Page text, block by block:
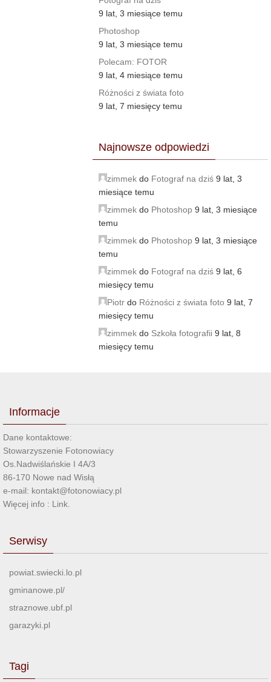
9 lat, 3 miesiące temu
Photoshop
9 lat, 3 miesiące temu
Polecam: FOTOR
9 lat, 4 miesiące temu
Różności z świata foto
9 lat, 7 miesięcy temu
Najnowsze odpowiedzi
zimmek do Fotograf na dziś 9 lat, 3
miesiące temu
zimmek do Photoshop 9 lat, 3 miesiące
temu
zimmek do Photoshop 9 lat, 3 miesiące
temu
zimmek do Fotograf na dziś 9 lat, 6
miesięcy temu
Piotr do Różności z świata foto 9 lat, 7
miesięcy temu
zimmek do Szkoła fotografii 9 lat, 8
miesięcy temu
Informacje
Dane kontaktowe:
Stowarzyszenie Fotonowiacy
Os.Nadwiślańskie I 4A/3
86-170 Nowe nad Wisłą
e-mail: kontakt@fotonowiacy.pl
Więcej info : Link
Serwisy
powiat.swiecki.lo.pl
gminanowe.pl/
straznowe.ubf.pl
garazyki.pl
Tagi